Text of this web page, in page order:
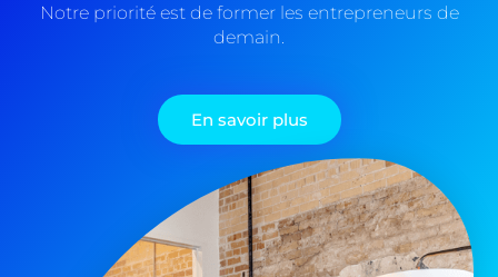
Notre priorité est de former les entrepreneurs de
demain.
En savoir plus